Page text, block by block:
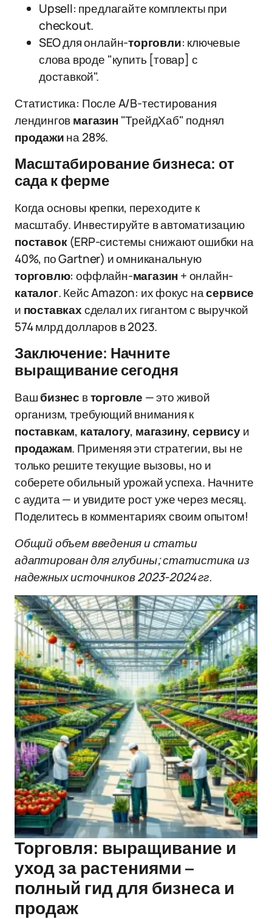
Upsell: предлагайте комплекты при
checkout.
SEO для онлайн-торговли: ключевые
слова вроде "купить [товар] с
доставкой".
Статистика: После A/B-тестирования
лендинговмагазин"ТрейдХаб" поднял
продажина 28%.
Масштабирование бизнеса: от
сада к ферме
Когда основы крепки, переходите к
масштабу. Инвестируйте в автоматизацию
поставок(ERP-системы снижают ошибки на
40%, по Gartner) и омниканальную
торговлю: оффлайн-магазин+ онлайн-
каталог. Кейс Amazon: их фокус насервисе
и поставкахсделал их гигантом с выручкой
574 млрд долларов в 2023.
Заключение: Начните
выращивание сегодня
Вашбизнес вторговле — это живой
организм, требующий внимания к
поставкам, каталогу, магазину,сервисуи
продажам. Применяя эти стратегии, вы не
только решите текущие вызовы, но и
соберете обильный урожай успеха. Начните
с аудита — и увидите рост уже через месяц.
Поделитесь в комментариях своим опытом!
Общий объем введения и статьи
адаптирован для глубины; статистика из
надежных источников 2023-2024 гг.
Торговля: выращивание и
уход за растениями –
полный гид для бизнеса и
продаж